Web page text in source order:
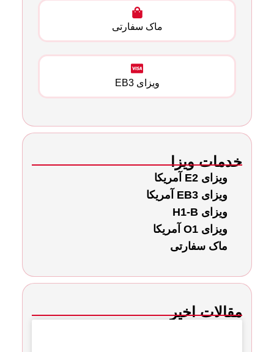
ماک سفارتی
ویزای EB3
خدمات ویزا
ویزای E2 آمریکا
ویزای EB3 آمریکا
ویزای H1-B
ویزای O1 آمریکا
ماک سفارتی
مقالات اخیر